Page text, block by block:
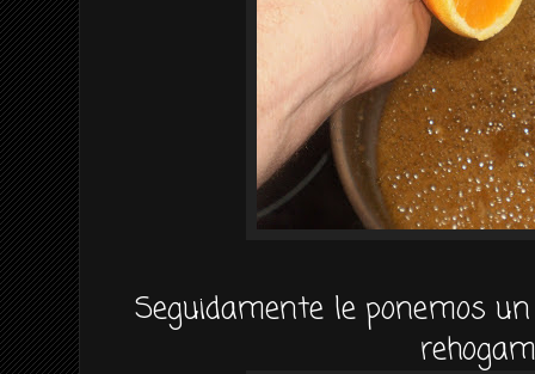
Seguidamente le ponemos